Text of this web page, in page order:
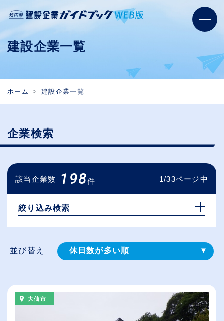
建設企業一覧
ホーム 建設企業一覧
企業検索
該当企業数 198件 1/33ページ中
絞り込み検索
並び替え 休日数が多い順
大仙市